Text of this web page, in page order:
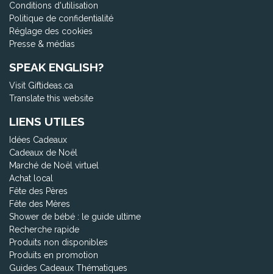
Conditions d'utilisation
Politique de confidentialité
Réglage des cookies
Presse & médias
SPEAK ENGLISH?
Visit Giftideas.ca
Translate this website
LIENS UTILES
Idées Cadeaux
Cadeaux de Noël
Marché de Noël virtuel
Achat local
Fête des Pères
Fête des Mères
Shower de bébé : le guide ultime
Recherche rapide
Produits non disponibles
Produits en promotion
Guides Cadeaux Thématiques